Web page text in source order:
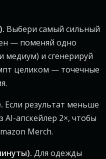
Выбери самый сильный
— поменяй одно
медиум) и сгенерируй
целиком — точечные
Если результат меньше
AI-апскейлер 2×, чтобы
Merch.
Для одежды